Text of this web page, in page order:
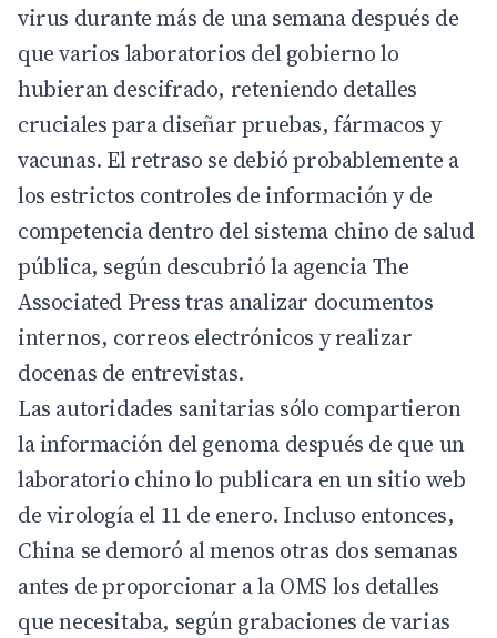
virus durante más de una semana después de
que varios laboratorios del gobierno lo
hubieran descifrado, reteniendo detalles
cruciales para diseñar pruebas, fármacos y
vacunas. El retraso se debió probablemente a
los estrictos controles de información y de
competencia dentro del sistema chino de salud
pública, según descubrió la agencia The
Associated Press tras analizar documentos
internos, correos electrónicos y realizar
docenas de entrevistas.
Las autoridades sanitarias sólo compartieron
la información del genoma después de que un
laboratorio chino lo publicara en un sitio web
de virología el 11 de enero. Incluso entonces,
China se demoró al menos otras dos semanas
antes de proporcionar a la OMS los detalles
que necesitaba, según grabaciones de varias